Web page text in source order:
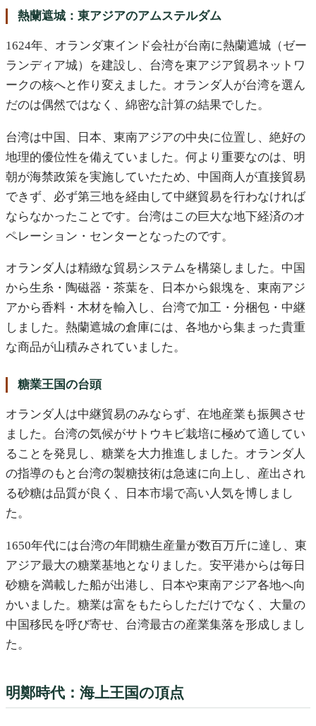
熱蘭遮城：東アジアのアムステルダム
1624年、オランダ東インド会社が台南に熱蘭遮城（ゼー
ランディア城）を建設し、台湾を東アジア貿易ネットワ
ークの核へと作り変えました。オランダ人が台湾を選ん
だのは偶然ではなく、綿密な計算の結果でした。
台湾は中国、日本、東南アジアの中央に位置し、絶好の
地理的優位性を備えていました。何より重要なのは、明
朝が海禁政策を実施していたため、中国商人が直接貿易
できず、必ず第三地を経由して中継貿易を行わなければ
ならなかったことです。台湾はこの巨大な地下経済のオ
ペレーション・センターとなったのです。
オランダ人は精緻な貿易システムを構築しました。中国
から生糸・陶磁器・茶葉を、日本から銀塊を、東南アジ
アから香料・木材を輸入し、台湾で加工・分梱包・中継
しました。熱蘭遮城の倉庫には、各地から集まった貴重
な商品が山積みされていました。
糖業王国の台頭
オランダ人は中継貿易のみならず、在地産業も振興させ
ました。台湾の気候がサトウキビ栽培に極めて適してい
ることを発見し、糖業を大力推進しました。オランダ人
の指導のもと台湾の製糖技術は急速に向上し、産出され
る砂糖は品質が良く、日本市場で高い人気を博しまし
た。
1650年代には台湾の年間糖生産量が数百万斤に達し、東
アジア最大の糖業基地となりました。安平港からは毎日
砂糖を満載した船が出港し、日本や東南アジア各地へ向
かいました。糖業は富をもたらしただけでなく、大量の
中国移民を呼び寄せ、台湾最古の産業集落を形成しまし
た。
明鄭時代：海上王国の頂点